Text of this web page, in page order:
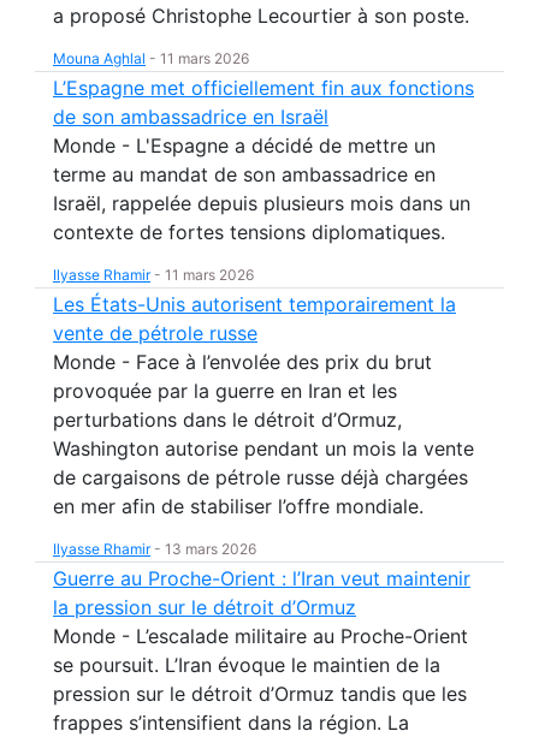
a proposé Christophe Lecourtier à son poste.
Mouna Aghlal - 11 mars 2026
L’Espagne met officiellement fin aux fonctions
de son ambassadrice en Israël
Monde - L'Espagne a décidé de mettre un
terme au mandat de son ambassadrice en
Israël, rappelée depuis plusieurs mois dans un
contexte de fortes tensions diplomatiques.
Ilyasse Rhamir- 11 mars 2026
Les États-Unis autorisent temporairement la
vente de pétrole russe
Monde - Face à l’envolée des prix du brut
provoquée par la guerre en Iran et les
perturbations dans le détroit d’Ormuz,
Washington autorise pendant un mois la vente
de cargaisons de pétrole russe déjà chargées
en mer afin de stabiliser l’offre mondiale.
Ilyasse Rhamir- 13 mars 2026
Guerre au Proche-Orient : l’Iran veut maintenir
la pression sur le détroit d’Ormuz
Monde - L’escalade militaire au Proche-Orient
se poursuit. L’Iran évoque le maintien de la
pression sur le détroit d’Ormuz tandis que les
frappes s’intensifient dans la région. La